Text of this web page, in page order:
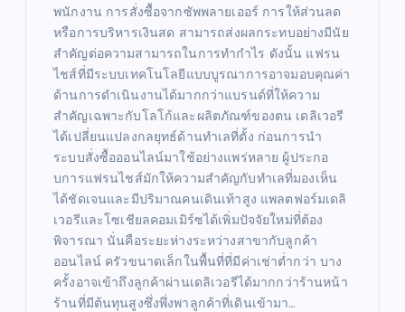
พนักงาน การสั่งซื้อจากซัพพลายเออร์ การให้ส่วนลด
หรือการบริหารเงินสด สามารถส่งผลกระทบอย่างมีนัย
สำคัญต่อความสามารถในการทำกำไร ดังนั้น แฟรน
ไชส์ที่มีระบบเทคโนโลยีแบบบูรณาการอาจมอบคุณค่า
ด้านการดำเนินงานได้มากกว่าแบรนด์ที่ให้ความ
สำคัญเฉพาะกับโลโก้และผลิตภัณฑ์ของตน เดลิเวอรี
ได้เปลี่ยนแปลงกลยุทธ์ด้านทำเลที่ตั้ง ก่อนการนำ
ระบบสั่งซื้อออนไลน์มาใช้อย่างแพร่หลาย ผู้ประกอ
บการแฟรนไชส์มักให้ความสำคัญกับทำเลที่มองเห็น
ได้ชัดเจนและมีปริมาณคนเดินเท้าสูง แพลตฟอร์มเดลิ
เวอรีและโซเชียลคอมเมิร์ซได้เพิ่มปัจจัยใหม่ที่ต้อง
พิจารณา นั่นคือระยะห่างระหว่างสาขากับลูกค้า
ออนไลน์ ครัวขนาดเล็กในพื้นที่ที่มีค่าเช่าต่ำกว่า บาง
ครั้งอาจเข้าถึงลูกค้าผ่านเดลิเวอรีได้มากกว่าร้านหน้า
ร้านที่มีต้นทุนสูงซึ่งพึ่งพาลูกค้าที่เดินเข้ามา…